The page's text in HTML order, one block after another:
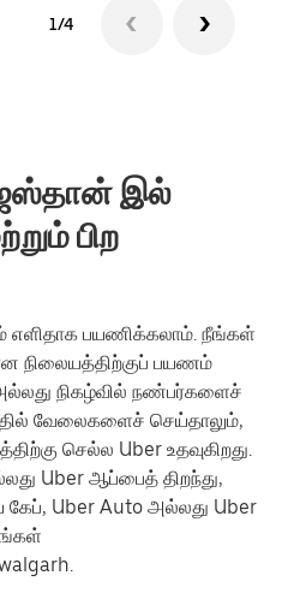
1/4
இல்
பிற
எளிதாக பயணிக்கலாம். நீங்கள்
நிலையத்திற்குப் பயணம்
நிகழ்வில் நண்பர்களைச்
வேலைகளைச் செய்தாலும்,
செல்ல Uber உதவுகிறது.
Uber ஆப்பைத் திறந்து,
கேப், Uber Auto அல்லது Uber